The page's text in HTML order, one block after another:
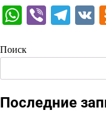
Viber
Поиск
Последние